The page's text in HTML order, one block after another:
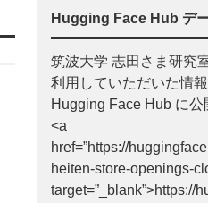
Hugging Face Hub デ
筑波大学 志田さま研究
利用していただいた情
Hugging Face Hub に公
<a
href=”https://
heiten-store-openings-
target=”_blank”>https://